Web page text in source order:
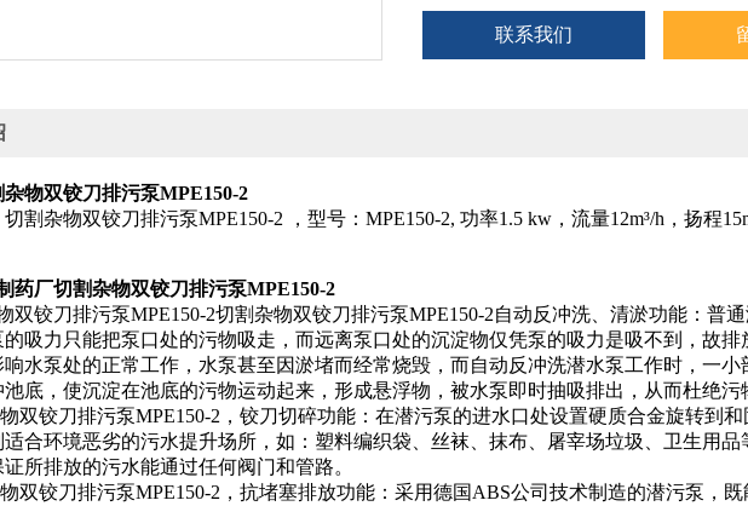
联系我们
物双铰刀排污泵MPE150-2
割杂物双铰刀排污泵MPE150-2 ，型号：MPE150-2, 功率1.5 kw，流量12m³/h，扬程
药厂切割杂物双铰刀排污泵MPE150-2
双铰刀排污泵MPE150-2切割杂物双铰刀排污泵MPE150-2自动反冲洗、清淤功能：普
吸力只能把泵口处的污物吸走，而远离泵口处的沉淀物仅凭泵的吸力是吸不到，故
水泵处的正常工作，水泵甚至因淤堵而经常烧毁，而自动反冲洗潜水泵工作时，一
底，使沉淀在池底的污物运动起来，形成悬浮物，被水泵即时抽吸排出，从而杜绝污
双铰刀排污泵MPE150-2，铰刀切碎功能：在潜污泵的进水口处设置硬质合金旋转到
合环境恶劣的污水提升场所，如：塑料编织袋、丝袜、抹布、屠宰场垃圾、卫生用
所排放的污水能通过任何阀门和管路。
双铰刀排污泵MPE150-2，抗堵塞排放功能：采用德国ABS公司技术制造的潜污泵，